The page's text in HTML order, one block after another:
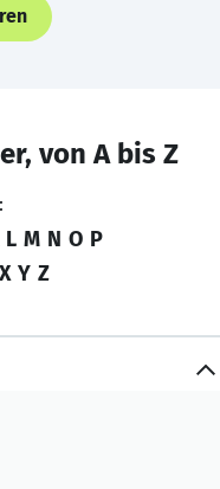
von A bis Z
L M N O P
X Y Z